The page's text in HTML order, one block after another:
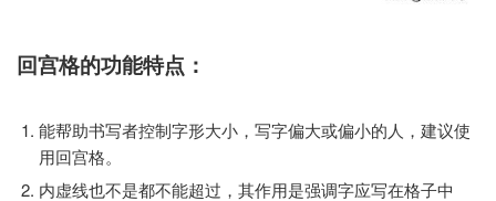
回宫格的功能特点：
能帮助书写者控制字形大小，写字偏大或偏小的人，建议使
用回宫格。
内虚线也不是都不能超过，其作用是强调字应写在格子中